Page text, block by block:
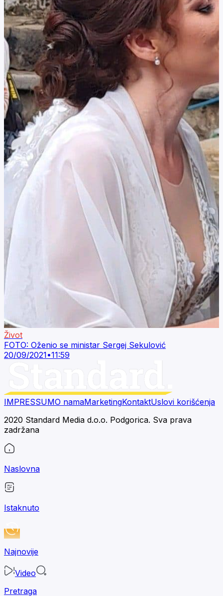
Život
FOTO: Oženio se ministar Sergej Sekulović
20/09/2021•11:59
IMPRESSUMO namaMarketingKontaktUslovi korišćenja
2020 Standard Media d.o.o. Podgorica. Sva prava
zadržana
Naslovna
Istaknuto
Najnovije
Video
Pretraga